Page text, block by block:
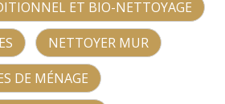
ET BIO-NETTOYAGE
NETTOYER MUR
DE MÉNAGE